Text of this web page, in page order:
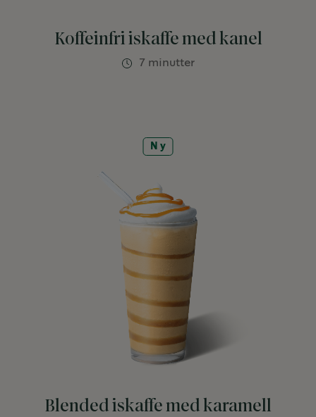
Koffeinfri iskaffe med kanel
7 minutter
Ny
Blended iskaffe med karamell